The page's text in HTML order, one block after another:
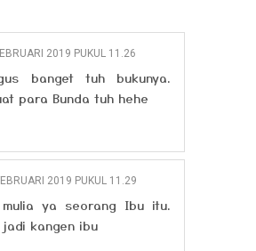
2019 PUKUL 11.26
banget tuh bukunya.
para Bunda tuh hehe
2019 PUKUL 11.29
mulia ya seorang Ibu itu.
jadi kangen ibu